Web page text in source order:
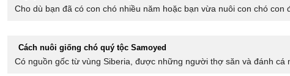
Cho dù bạn đã có con chó nhiều năm hoặc bạn vừa nuôi con chó con
Cách nuôi giống chó quý tộc Samoyed
Có nguồn gốc từ vùng Siberia, được những người thợ săn và đánh